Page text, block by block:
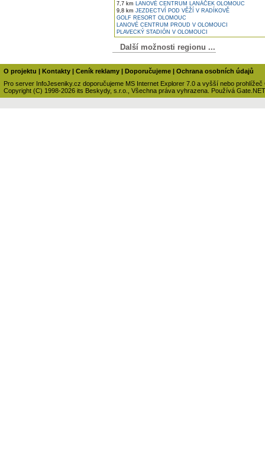
7,7 km LANOVÉ CENTRUM LANÁČEK OLOMOUC
9,8 km JEZDECTVÍ POD VĚŽÍ V RADÍKOVĚ
GOLF RESORT OLOMOUC
LANOVÉ CENTRUM PROUD V OLOMOUCI
PLAVECKÝ STADIÓN V OLOMOUCI
Další možnosti regionu ...
O projektu | Kontakty | Ceník reklamy | Doporučujeme | Ochrana osobních údajů
Pro server InfoJeseniky.cz doporučujeme MS Internet Explorer 7.0 a vyšší nebo prohlížeč
Copyright (C) 1998-2026 its Beskydy, s.r.o., Všechna práva vyhrazena. Používá